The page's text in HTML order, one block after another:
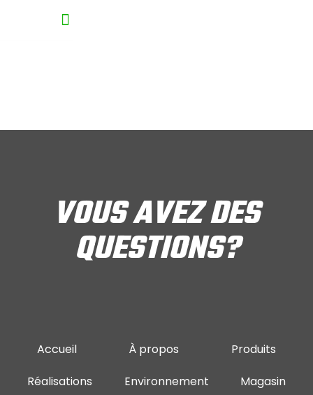
Terrain :
VOUS AVEZ DES
QUESTIONS?
Accueil À propos
Produits
Réalisations
Environnement
Magasin